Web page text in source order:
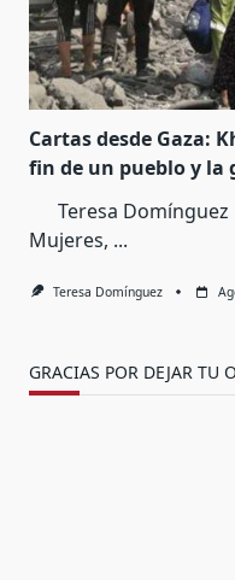
Cartas desde Gaza:
fin de un pueblo y la
Teresa Domínguez
Mujeres, ...
Teresa Domínguez
GRACIAS POR DEJAR TU